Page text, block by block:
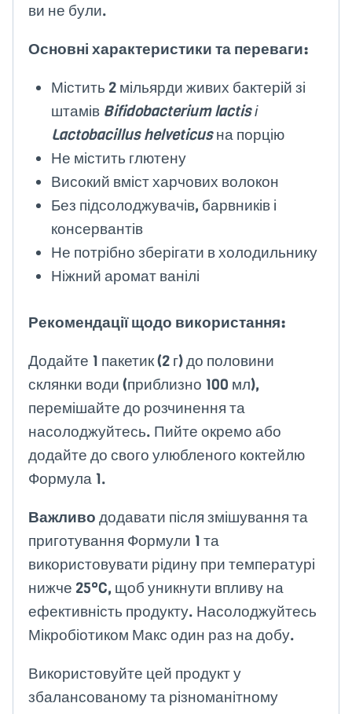
ви не були.
Основні характеристики та переваги:
Містить 2 мільярди живих бактерій зі
штамів Bifidobacterium lactis і
Lactobacillus helveticusна порцію
Не містить глютену
Високий вміст харчових волокон
Без підсолоджувачів, барвників і
консервантів
Не потрібно зберігати в холодильнику
Ніжний аромат ванілі
Рекомендації щодо використання:
Додайте 1 пакетик (2 г) до половини
склянки води (приблизно 100 мл),
перемішайте до розчинення та
насолоджуйтесь. Пийте окремо або
додайте до свого улюбленого коктейлю
Формула 1.
Важливо додавати після змішування та
приготування Формули 1 та
використовувати рідину при температурі
нижче 25°C, щоб уникнути впливу на
ефективність продукту. Насолоджуйтесь
Мікробіотиком Макс один раз на добу.
Використовуйте цей продукт у
збалансованому та різноманітному